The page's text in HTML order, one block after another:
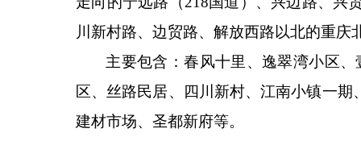
川新村路、边贸路、解放西路以北的重庆
主要包含：春风十里、逸翠湾小区
区、丝路民居、四川新村、江南小镇一
建材市场、圣都新府等。